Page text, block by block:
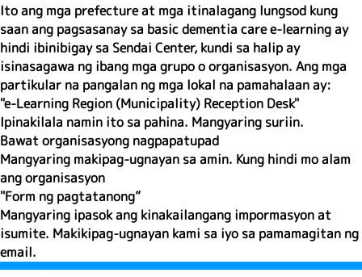
Ito ang mga prefecture at mga itinalagang lungsod kung
saan ang pagsasanay sa basic dementia care e-learning ay
hindi ibinibigay sa Sendai Center, kundi sa halip ay
isinasagawa ng ibang mga grupo o organisasyon. Ang mga
partikular na pangalan ng mga lokal na pamahalaan ay:
"e-Learning Region (Municipality) Reception Desk"
Ipinakilala namin ito sa pahina. Mangyaring suriin.
Bawat organisasyong nagpapatupad
Mangyaring makipag-ugnayan sa amin. Kung hindi mo alam
ang organisasyon
"Form ng pagtatanong”
Mangyaring ipasok ang kinakailangang impormasyon at
isumite. Makikipag-ugnayan kami sa iyo sa pamamagitan ng
email.